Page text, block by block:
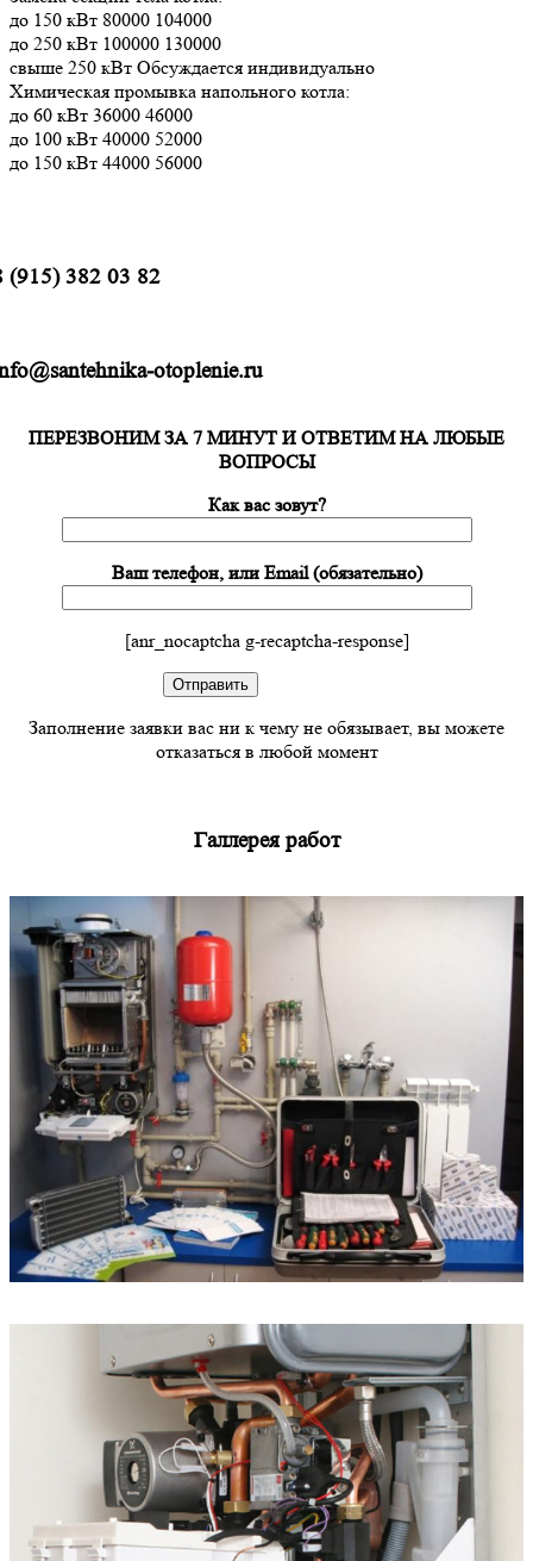
до 150 кВт 80000 104000
до 250 кВт 100000 130000
свыше 250 кВт Обсуждается индивидуально
Химическая промывка напольного котла:
до 60 кВт 36000 46000
до 100 кВт 40000 52000
до 150 кВт 44000 56000
(915) 382 03 82
otoplenie.ru
ПЕРЕЗВОНИМ ЗА 7 МИНУТ И ОТВЕТИМ НА ЛЮБЫЕ
ВОПРОСЫ
Как вас зовут?
Ваш телефон, или Email (обязательно)
[anr_nocaptcha g-recaptcha-response]
Заполнение заявки вас ни к чему не обязывает, вы можете
отказаться в любой момент
Галлерея работ